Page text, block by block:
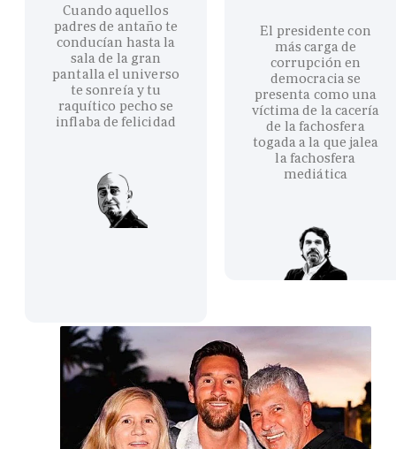
Cuando aquellos
padres de antaño te
conducían hasta la
sala de la gran
pantalla el universo
te sonreía y tu
raquítico pecho se
inflaba de felicidad
El presidente con
más carga de
corrupción en
democracia se
presenta como una
víctima de la cacería
de la fachosfera
togada a la que jalea
la fachosfera
mediática